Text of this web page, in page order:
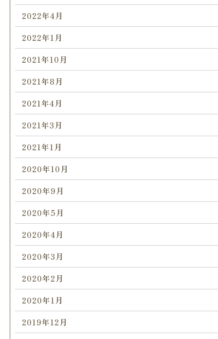
2022年4月
2022年1月
2021年10月
2021年8月
2021年4月
2021年3月
2021年1月
2020年10月
2020年9月
2020年5月
2020年4月
2020年3月
2020年2月
2020年1月
2019年12月